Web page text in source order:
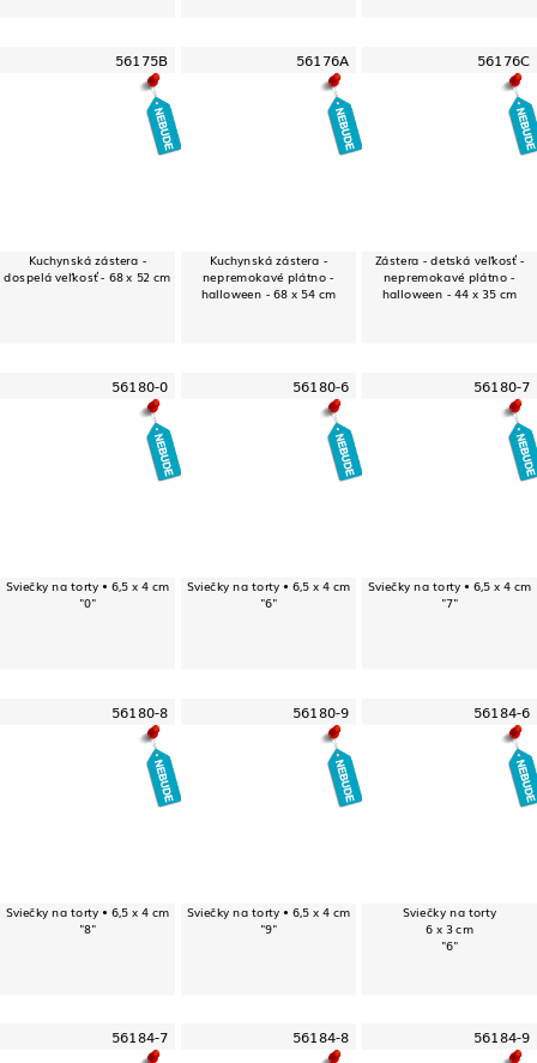
56175B
Kuchynská zástera -
dospelá veľkosť - 68 x 52 cm
56176A
Kuchynská zástera -
nepremokavé plátno -
halloween - 68 x 54 cm
56176C
Zástera - detská veľkosť -
nepremokavé plátno -
halloween - 44 x 35 cm
56180-0
Sviečky na torty • 6,5 x 4 cm
"0"
56180-6
Sviečky na torty • 6,5 x 4 cm
"6"
56180-7
Sviečky na torty • 6,5 x 4 cm
"7"
56180-8
Sviečky na torty • 6,5 x 4 cm
"8"
56180-9
Sviečky na torty • 6,5 x 4 cm
"9"
56184-6
Sviečky na torty
6 x 3 cm
"6"
56184-7 56184-8 56184-9